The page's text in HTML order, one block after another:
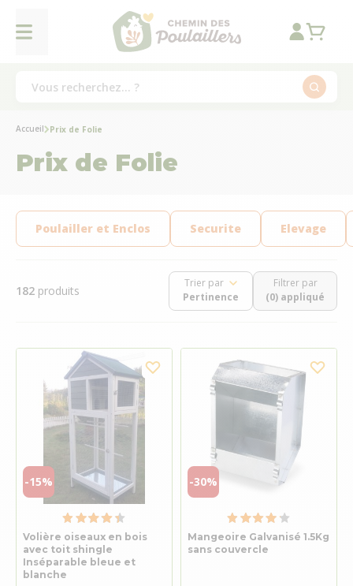
Accueil Prix de Folie
Prix de Folie
Poulailler et Enclos Securite Elevage
182 produits
Trier par
Filtrer par
(0) appliqué
-15%
Volière oiseaux en bois
avec toit shingle
Inséparable bleue et
blanche
-30%
Mangeoire Galvanisé 1.5Kg
sans couvercle